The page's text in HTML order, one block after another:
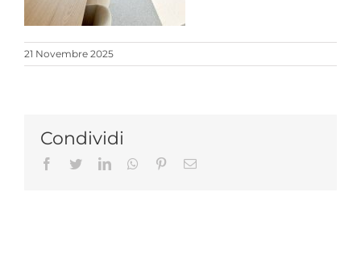
21 Novembre 2025
Condividi
Facebook
TwitterLinkedInWhatsappPinterestEmail